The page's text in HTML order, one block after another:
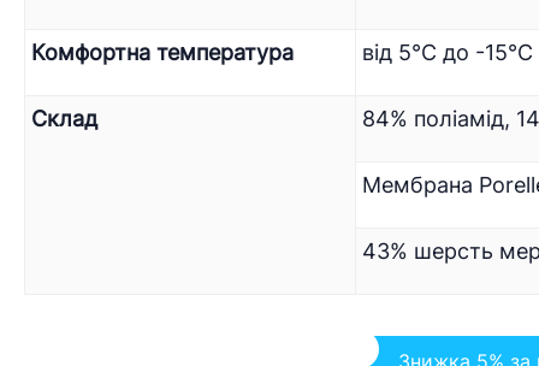
Комфортна температура від 5°C до -15°C
Склад 84% поліамід,
Мембрана
43% шерсть
Знижка 5%